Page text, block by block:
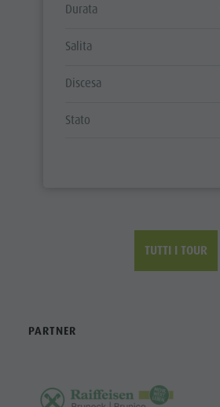
Durata
Salita
Discesa
Stato
TUTTI I TOUR
PARTNER